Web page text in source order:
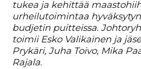
tukea ja kehittää
urheilutoimintaa
budjetin puitteissa.
toimii Esko Valikainen ja
Prykäri, Juha Toivo, Mika
Rajala.